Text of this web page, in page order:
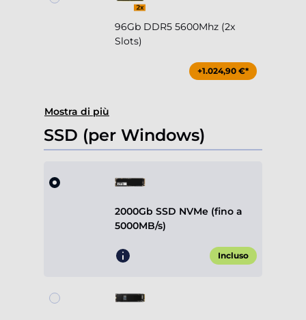
96Gb DDR5 5600Mhz (2x
Slots)
+1.024,90 €*
Mostra di più
SSD (per Windows)
2000Gb SSD NVMe (fino a
5000MB/s)
Incluso